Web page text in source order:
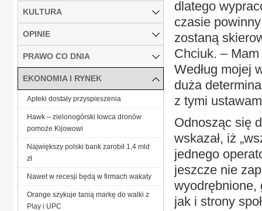
dlatego
czasie
zostaną
Chciuk. –
Według mojej
duża
z tymi
Odnosząc się
wskazał, iż
jednego
jeszcze nie
wyodrębnione,
jak i strony
KULTURA
OPINIE
PRAWO CO DNIA
EKONOMIA I RYNEK
Apteki dostały przyspieszenia
Hawk – zielonogórski łowca dronów
pomoże Kijowowi
Największy polski bank zarobił 1,4 mld
zł
Nawet w recesji będą w firmach wakaty
Orange szykuje tanią markę do walki z
Play i UPC